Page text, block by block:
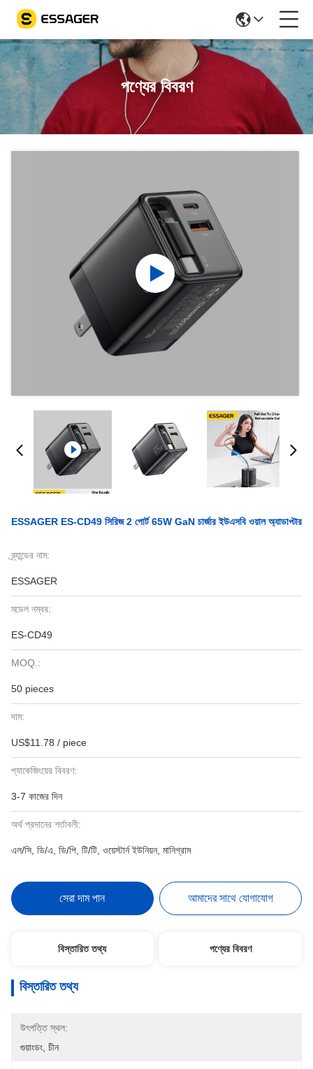
পণ্যের বিবরণ
ESSAGER ES-CD49 সিরিজ 2 পোর্ট 65W GaN চার্জার ইউএসবি ওয়াল অ্যাডাপ্টার
ব্র্যান্ডের নাম:
ESSAGER
মডেল নম্বর:
ES-CD49
MOQ.:
50 pieces
দাম:
US$11.78 / piece
প্যাকেজিংয়ের বিবরণ:
3-7 কাজের দিন
অর্থ প্রদানের শর্তাবলী:
এল/সি, ডি/এ, ডি/পি, টি/টি, ওয়েস্টার্ন ইউনিয়ন, মানিগ্রাম
সেরা দাম পান আমাদের সাথে যোগাযোগ
বিস্তারিত তথ্য পণ্যের বিবরণ
বিস্তারিত তথ্য
উৎপত্তি স্থল:
গুয়াংডং, চীন